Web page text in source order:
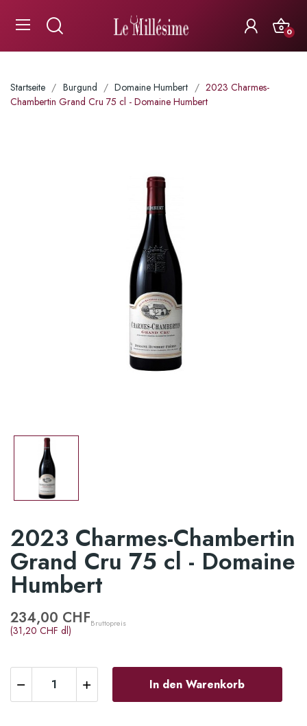
0
Startseite Burgund Domaine Humbert
2023 Charmes-
Chambertin Grand Cru 75 cl - Domaine Humbert
2023 Charmes-Chambertin
Grand Cru 75 cl - Domaine
Humbert
234,00 CHF
(31,20 CHF dl)
Bruttopreis
In den Warenkorb